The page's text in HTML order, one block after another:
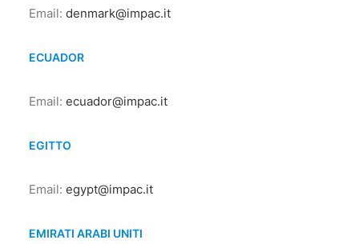
Email: denmark@impac.it
ECUADOR
Email: ecuador@impac.it
EGITTO
Email: egypt@impac.it
EMIRATI ARABI UNITI